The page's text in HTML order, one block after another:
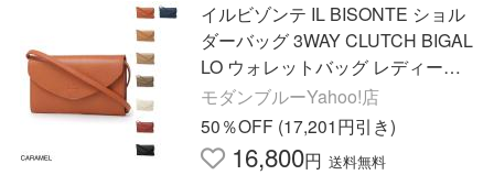
イルビゾンテ IL BISONTE ショル
ダーバッグ 3WAY CLUTCH BIGAL
LO ウォレットバッグ レディース b
cl039-pv0001-ca115b-caramel
モダンブルーYahoo!店
50％OFF (17,201円引き)
16,800円 送料無料